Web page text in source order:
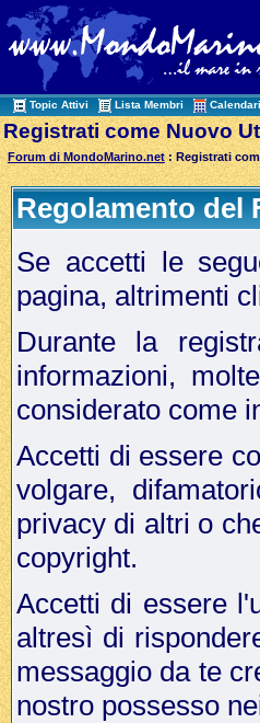
Topic Attivi Lista Membri
Registrati come Nuovo
Forum di MondoMarino.net : Registrati
Regolamento del
Se accetti le
pagina, altrimenti
Durante la
informazioni,
considerato come
Accetti di essere
volgare,
privacy di altri o
copyright.
Accetti di essere
altresì di
messaggio da te
nostro possesso